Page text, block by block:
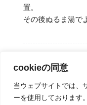
cookieの同意
当ウェブサイトでは、
ーを使用しております
置。
その後ぬるま湯で
使用頻度